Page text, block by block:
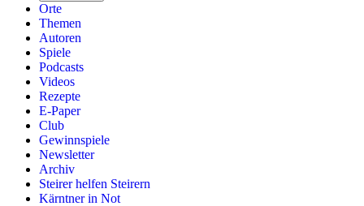
Orte
Themen
Autoren
Spiele
Podcasts
Videos
Rezepte
E-Paper
Club
Gewinnspiele
Newsletter
Archiv
Steirer helfen Steirern
Kärntner in Not